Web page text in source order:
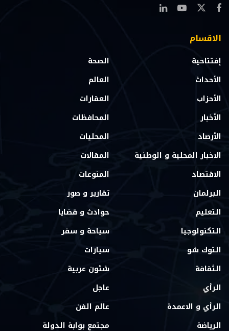
الاقسام
إفتتاحية
الأحداث
الأحزاب
الأخبار
الأرصاد
الاخبار المحلية و الوطنية
الاقتصاد
البرلمان
التعليم
التكنولوجيا
التوك شو
الثقافة
الرأي
الرأي و الاعمدة
الرياضة
الصحة
العالم
العقارات
المحافظات
المحليات
المقالات
المنوعات
تقارير و صور
حوادث و قضايا
سياحة و سفر
سيارات
شئون عربية
عاجل
عالم الفن
مجتمع بوابة الدولة